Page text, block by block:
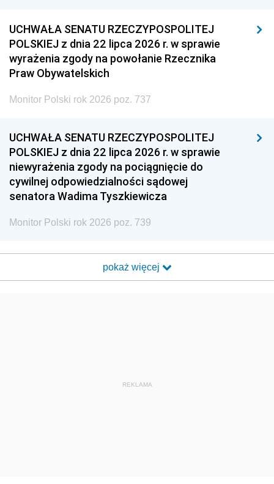
UCHWAŁA SENATU RZECZYPOSPOLITEJ
POLSKIEJ z dnia 22 lipca 2026 r. w sprawie
wyrażenia zgody na powołanie Rzecznika
Praw Obywatelskich
Monitor Polski rok 2026 poz. 737
UCHWAŁA SENATU RZECZYPOSPOLITEJ
POLSKIEJ z dnia 22 lipca 2026 r. w sprawie
niewyrażenia zgody na pociągnięcie do
cywilnej odpowiedzialności sądowej
senatora Wadima Tyszkiewicza
Monitor Polski rok 2026 poz. 739
pokaż więcej
REKLAMA